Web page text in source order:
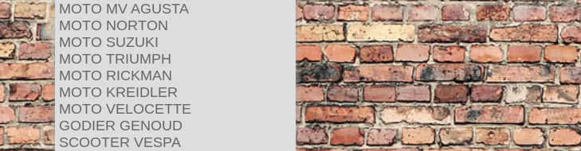
MOTO MV AGUSTA
MOTO NORTON
MOTO SUZUKI
MOTO TRIUMPH
MOTO RICKMAN
MOTO KREIDLER
MOTO VELOCETTE
GODIER GENOUD
SCOOTER VESPA